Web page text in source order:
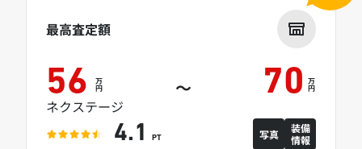
最高査定額
56 万
円 ～ 70 万
円
ネクステージ
4.1 PT 写真
装備
情報